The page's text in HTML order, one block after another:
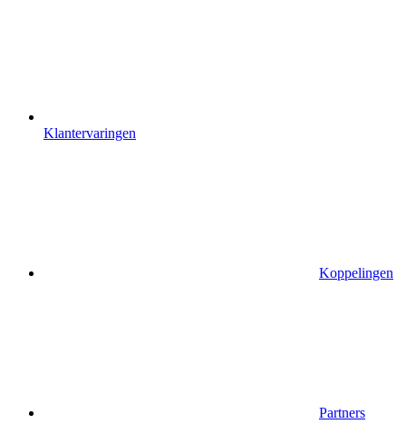
Klantervaringen
Koppelingen
Partners